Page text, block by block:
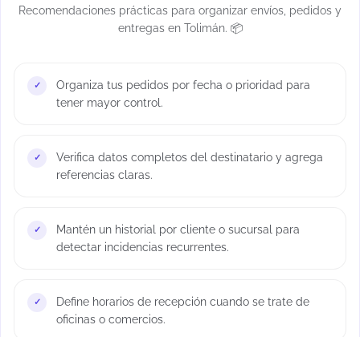
Recomendaciones prácticas para organizar envíos, pedidos y
entregas en Tolimán. 📦
Organiza tus pedidos por fecha o prioridad para
tener mayor control.
Verifica datos completos del destinatario y agrega
referencias claras.
Mantén un historial por cliente o sucursal para
detectar incidencias recurrentes.
Define horarios de recepción cuando se trate de
oficinas o comercios.